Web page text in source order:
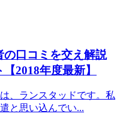
の口コミを交え解説
2018年度最新】
、ランスタッドです。私
と思い込んでい...